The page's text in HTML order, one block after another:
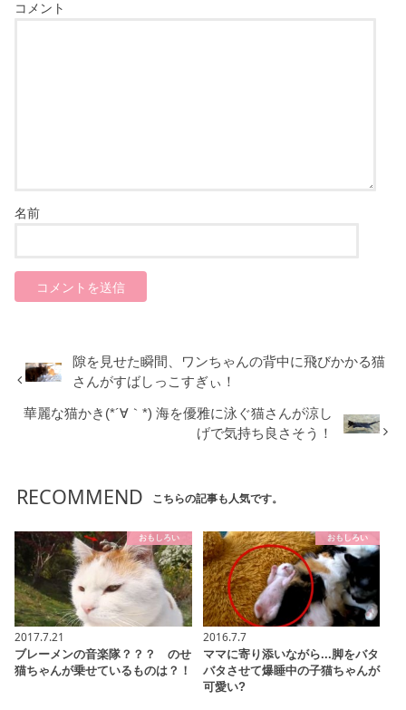
コメント
名前
隙を見せた瞬間、ワンちゃんの背中に飛びかかる猫
さんがすばしっこすぎぃ！
華麗な猫かき(*´∀｀*) 海を優雅に泳ぐ猫さんが涼し
げで気持ち良さそう！
RECOMMEND こちらの記事も人気です。
おもしろい
2017.7.21
ブレーメンの音楽隊？？？ のせ
猫ちゃんが乗せているものは？！
おもしろい
2016.7.7
ママに寄り添いながら...脚をバタ
バタさせて爆睡中の子猫ちゃんが
可愛い?